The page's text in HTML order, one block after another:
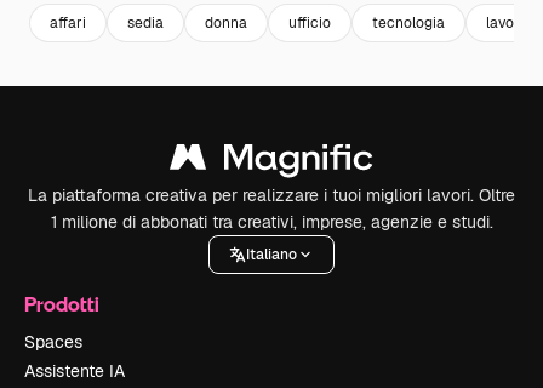
affari sedia donna ufficio tecnologia lavoro
La piattaforma creativa per realizzare i tuoi migliori lavori. Oltre
1 milione di abbonati tra creativi, imprese, agenzie e studi.
Italiano
Prodotti
Spaces
Assistente IA